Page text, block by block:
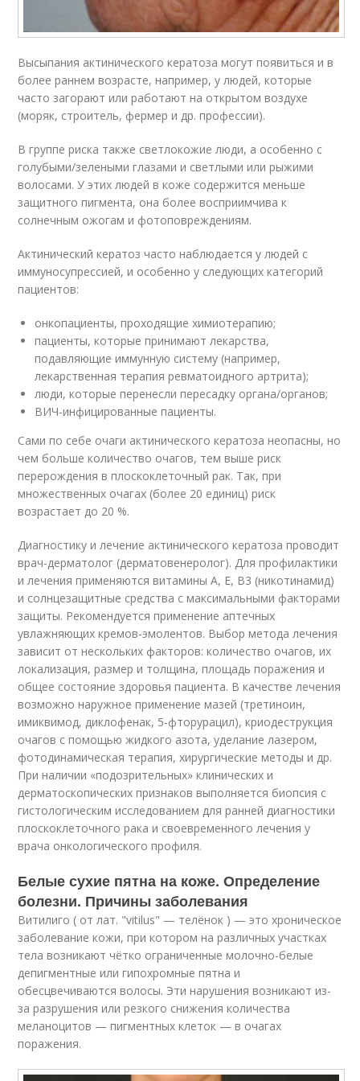
Высыпания актинического кератоза могут появиться и в
более раннем возрасте, например, у людей, которые
часто загорают или работают на открытом воздухе
(моряк, строитель, фермер и др. профессии).
В группе риска также светлокожие люди, а особенно с
голубыми/зелеными глазами и светлыми или рыжими
волосами. У этих людей в коже содержится меньше
защитного пигмента, она более восприимчива к
солнечным ожогам и фотоповреждениям.
Актинический кератоз часто наблюдается у людей с
иммуносупрессией, и особенно у следующих категорий
пациентов:
онкопациенты, проходящие химиотерапию;
пациенты, которые принимают лекарства,
подавляющие иммунную систему (например,
лекарственная терапия ревматоидного артрита);
люди, которые перенесли пересадку органа/органов;
ВИЧ-инфицированные пациенты.
Сами по себе очаги актинического кератоза неопасны, но
чем больше количество очагов, тем выше риск
перерождения в плоскоклеточный рак. Так, при
множественных очагах (более 20 единиц) риск
возрастает до 20 %.
Диагностику и лечение актинического кератоза проводит
врач-дерматолог (дерматовенеролог). Для профилактики
и лечения применяются витамины А, Е, В3 (никотинамид)
и солнцезащитные средства с максимальными факторами
защиты. Рекомендуется применение аптечных
увлажняющих кремов-эмолентов. Выбор метода лечения
зависит от нескольких факторов: количество очагов, их
локализация, размер и толщина, площадь поражения и
общее состояние здоровья пациента. В качестве лечения
возможно наружное применение мазей (третиноин,
имиквимод, диклофенак, 5-фторурацил), криодеструкция
очагов с помощью жидкого азота, уделание лазером,
фотодинамическая терапия, хирургические методы и др.
При наличии «подозрительных» клинических и
дерматоскопических признаков выполняется биопсия с
гистологическим исследованием для ранней диагностики
плоскоклеточного рака и своевременного лечения у
врача онкологического профиля.
Белые сухие пятна на коже. Определение
болезни. Причины заболевания
Витилиго ( от лат. "vitilus" — телёнок ) — это хроническое
заболевание кожи, при котором на различных участках
тела возникают чётко ограниченные молочно-белые
депигментные или гипохромные пятна и
обесцвечиваются волосы. Эти нарушения возникают из-
за разрушения или резкого снижения количества
меланоцитов — пигментных клеток — в очагах
поражения.